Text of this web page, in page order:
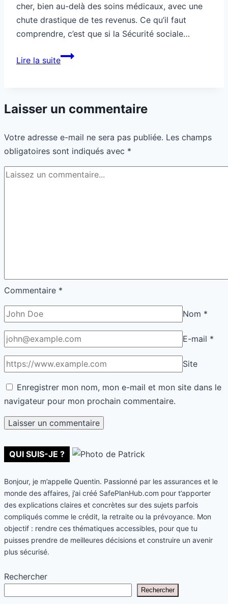
cher, bien au-delà des soins médicaux, avec une
chute drastique de tes revenus. Ce qu’il faut
comprendre, c’est que si la Sécurité sociale…
Lire la suiteComment
en
d’accident
Laisser un commentaire
Votre adresse e-mail ne sera pas publiée. Les champs
obligatoires sont indiqués avec *
Commentaire *
Nom *
E-mail *
Site
Enregistrer mon nom, mon e-mail et mon site dans le
navigateur pour mon prochain commentaire.
QUI SUIS-JE ?
Bonjour, je m’appelle Quentin. Passionné par les assurances et le
monde des affaires, j’ai créé SafePlanHub.com pour t’apporter
des explications claires et concrètes sur des sujets parfois
compliqués comme le crédit, la retraite ou la prévoyance. Mon
objectif : rendre ces thématiques accessibles, pour que tu
puisses prendre de meilleures décisions et construire un avenir
plus sécurisé.
Rechercher
Rechercher